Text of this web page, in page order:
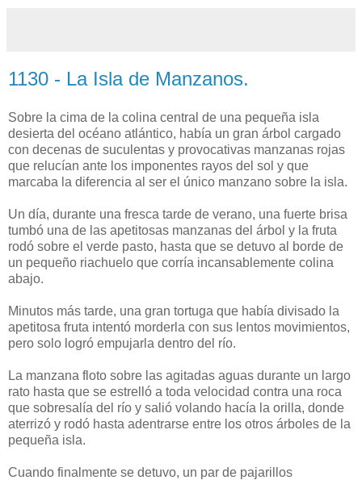
1130 - La Isla de Manzanos.
Sobre la cima de la colina central de una pequeña isla
desierta del océano atlántico, había un gran árbol cargado
con decenas de suculentas y provocativas manzanas rojas
que relucían ante los imponentes rayos del sol y que
marcaba la diferencia al ser el único manzano sobre la isla.
Un día, durante una fresca tarde de verano, una fuerte brisa
tumbó una de las apetitosas manzanas del árbol y la fruta
rodó sobre el verde pasto, hasta que se detuvo al borde de
un pequeño riachuelo que corría incansablemente colina
abajo.
Minutos más tarde, una gran tortuga que había divisado la
apetitosa fruta intentó morderla con sus lentos movimientos,
pero solo logró empujarla dentro del río.
La manzana floto sobre las agitadas aguas durante un largo
rato hasta que se estrelló a toda velocidad contra una roca
que sobresalía del río y salió volando hacía la orilla, donde
aterrizó y rodó hasta adentrarse entre los otros árboles de la
pequeña isla.
Cuando finalmente se detuvo, un par de pajarillos